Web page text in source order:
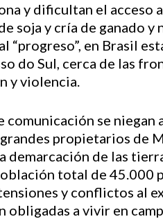
to close
y dificultan el acceso
soja y cría de ganado
“progreso”, en Brasil
do Sul, cerca de las
y violencia.
comunicación se
propietarios de
demarcación de las
total de 45.000
y conflictos al
obligadas a vivir en